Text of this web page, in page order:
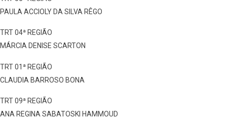
PAULA ACCIOLY DA SILVA RÊGO
TRT 04ª REGIÃO
MÁRCIA DENISE SCARTON
TRT 01ª REGIÃO
CLAUDIA BARROSO BONA
TRT 09ª REGIÃO
ANA REGINA SABATOSKI HAMMOUD